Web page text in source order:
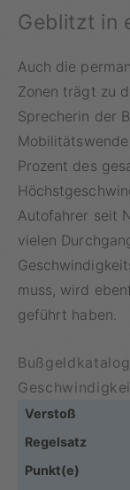
Geblitzt in
Auch die
Zonen trägt zu
Sprecherin der
Prozent des
Autofahrer seit
vielen
muss, wird
geführt haben.